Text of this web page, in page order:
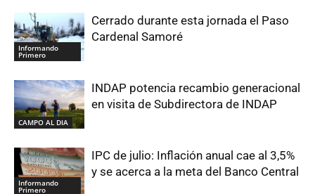
Informando
Primero
Cerrado durante esta jornada el Paso
Cardenal Samoré
CAMPO AL DIA
INDAP potencia recambio generacional
en visita de Subdirectora de INDAP
Informando
Primero
IPC de julio: Inflación anual cae al 3,5%
y se acerca a la meta del Banco Central